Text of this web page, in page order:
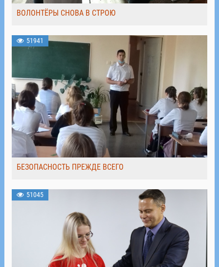
ВОЛОНТЁРЫ СНОВА В СТРОЮ
51941
БЕЗОПАСНОСТЬ ПРЕЖДЕ ВСЕГО
51045